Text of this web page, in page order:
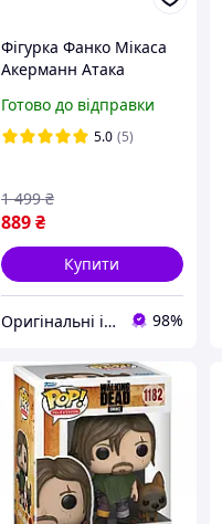
Фігурка Фанко Мікаса
Акерманн Атака
on Titan Mikasa
Ackermann Exclusive
Готово до відправки
5.0 (5)
889 ₴
1 499 ₴
Купити
Оригінальні іграшки з Америки та Японії 98%